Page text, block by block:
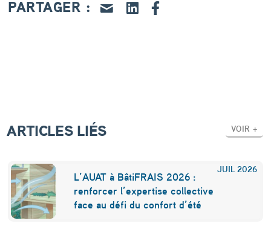
a
“
p
o
PARTAGER :
ARTICLES LIÉS VOIR +
JUIL 2026
L’AUAT à BâtiFRAIS 2026 :
renforcer l’expertise collective
face au défi du confort d’été